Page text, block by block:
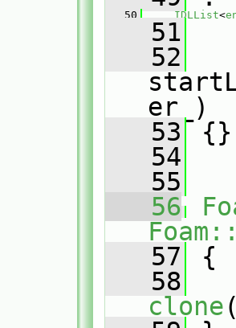
   50
IDLList<
   51
   52
er_)
   53
{}
   54
   55
   56
   57
{
   58
clone